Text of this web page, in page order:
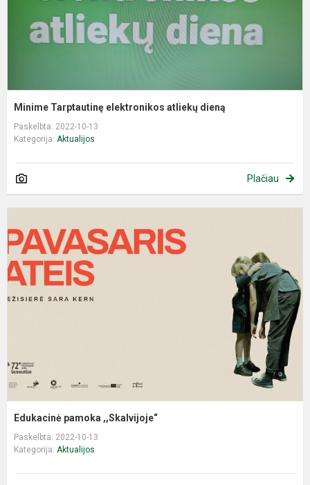
Minime Tarptautinę elektronikos atliekų dieną
Paskelbta: 2022-10-13
Kategorija: Aktualijos
Plačiau
Edukacinė pamoka ,,Skalvijoje“
Paskelbta: 2022-10-13
Kategorija: Aktualijos